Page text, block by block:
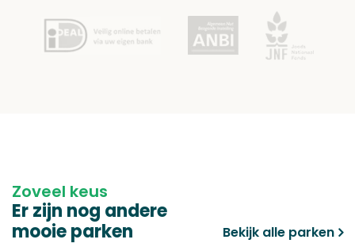
Zoveel keus
Er zijn nog andere
mooie parken
Bekijk alle parken